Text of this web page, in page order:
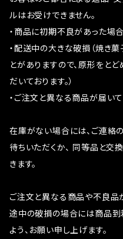
ルはお受けできません。
・商品に初期不良があった場合
・配送中の大きな破損（焼き
とがありますので、原形をと
だいております。）
・ご注文と異なる商品が届い
在庫がない場合には、ご連絡
待ちいただくか、 同等品と交
きます。
ご注文と異なる商品や不良品
途中の破損の場合には商品到
よう、お願い申し上げます。